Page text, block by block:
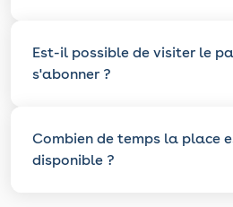
Est-il possible de visiter le
s'abonner ?
Combien de temps la place
disponible ?